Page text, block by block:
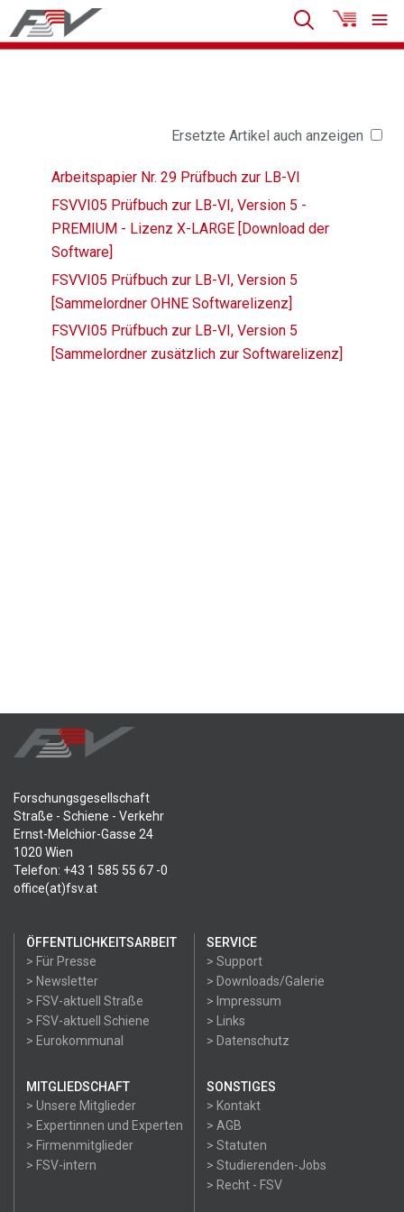
Ersetzte Artikel auch anzeigen
Arbeitspapier Nr. 29 Prüfbuch zur LB-VI
FSVVI05 Prüfbuch zur LB-VI, Version 5 -
PREMIUM - Lizenz X-LARGE [Download der
Software]
FSVVI05 Prüfbuch zur LB-VI, Version 5
[Sammelordner OHNE Softwarelizenz]
FSVVI05 Prüfbuch zur LB-VI, Version 5
[Sammelordner zusätzlich zur Softwarelizenz]
Forschungsgesellschaft
Straße - Schiene - Verkehr
Ernst-Melchior-Gasse 24
1020 Wien
Telefon: +43 1 585 55 67 -0
office(at)fsv.at
ÖFFENTLICHKEITSARBEIT
> Für Presse
> Newsletter
> FSV-aktuell Straße
> FSV-aktuell Schiene
> Eurokommunal
SERVICE
> Support
> Downloads/Galerie
> Impressum
> Links
> Datenschutz
MITGLIEDSCHAFT
> Unsere Mitglieder
> Expertinnen und Experten
> Firmenmitglieder
> FSV-intern
SONSTIGES
> Kontakt
> AGB
> Statuten
> Studierenden-Jobs
> Recht - FSV